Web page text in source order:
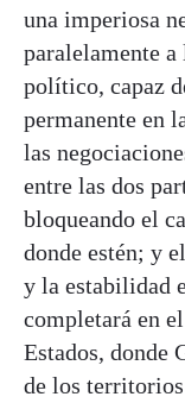
una imperiosa
paralelamente
político, capaz
permanente en
las
entre las dos
bloqueando el
donde estén; y
y la estabilidad
completará en
Estados, donde
de los